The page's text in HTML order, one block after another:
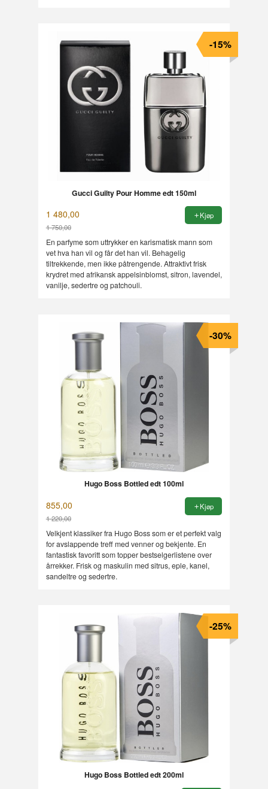
Gucci Guilty Pour Homme edt 150ml
1 480,00
1 750,00
Rabatt
-15%
Kjøp
En parfyme som uttrykker en karismatisk mann som
vet hva han vil og får det han vil. Behagelig
tiltrekkende, men ikke påtrengende. Attraktivt frisk
krydret med afrikansk appelsinblomst, sitron, lavendel,
vanilje, sedertre og patchouli.
Hugo Boss Bottled edt 100ml
855,00
1 220,00
Rabatt
-30%
Kjøp
Velkjent klassiker fra Hugo Boss som er et perfekt valg
for avslappende treff med venner og bekjente. En
fantastisk favoritt som topper bestselgerlistene over
årrekker. Frisk og maskulin med sitrus, eple, kanel,
sandeltre og sedertre.
Hugo Boss Bottled edt 200ml
-25%